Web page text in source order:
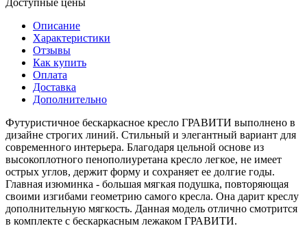
Описание
Характеристики
Отзывы
Как купить
Оплата
Доставка
Дополнительно
Футуристичное бескаркасное кресло ГРАВИТИ выполнено в
дизайне строгих линий. Стильный и элегантный вариант для
современного интерьера. Благодаря цельной основе из
высокоплотного пенополиуретана кресло легкое, не имеет
острых углов, держит форму и сохраняет ее долгие годы.
Главная изюминка - большая мягкая подушка, повторяющая
своими изгибами геометрию самого кресла. Она дарит креслу
дополнительную мягкость. Данная модель отлично смотрится
в комплекте с бескаркасным лежаком ГРАВИТИ.